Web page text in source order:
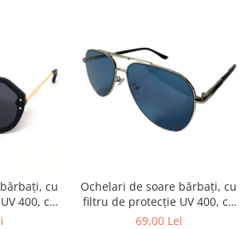
cu
400, cu
Ochelari de soare bărbați, cu
filtru de protecție UV 400, cu
toc cadou, OSB67
69,00 Lei